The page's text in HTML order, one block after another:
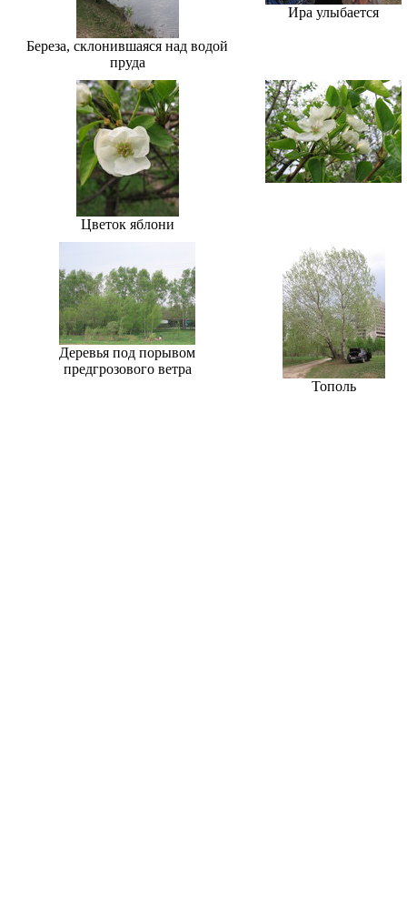
Береза, склонившаяся над водой
пруда
Ира улыбается
Цветок яблони
Деревья под порывом
предгрозового ветра
Тополь